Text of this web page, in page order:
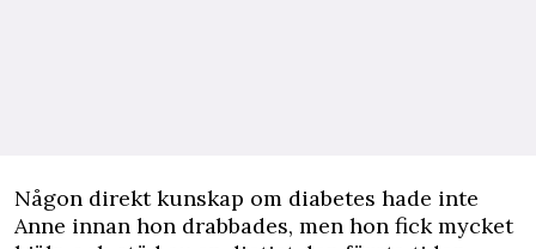
Någon direkt kunskap om diabetes hade inte
Anne innan hon drabbades, men hon fick mycket